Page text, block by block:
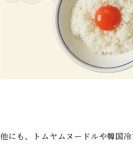
他にも、トムヤムヌードルや韓国